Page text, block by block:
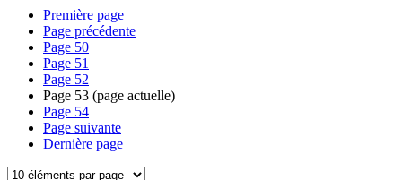
Première page
Page précédente
Page 50
Page 51
Page 52
Page 53 (page actuelle)
Page 54
Page suivante
Dernière page